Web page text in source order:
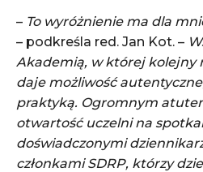
– To wyróżnienie ma dla
– podkreśla red. Jan Kot. –
Akademią, w której kolejny
daje możliwość
praktyką. Ogromnym
otwartość uczelni na
doświadczonymi
członkami SDRP, którzy